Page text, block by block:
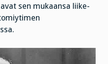
sen mukaansa liike-